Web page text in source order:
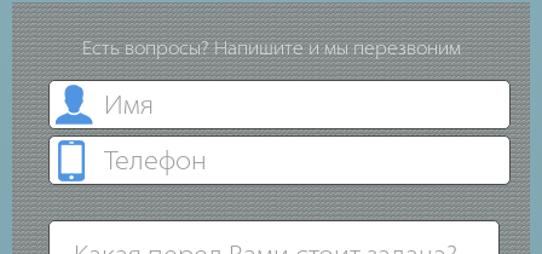
Есть вопросы? Напишите и мы перезвоним